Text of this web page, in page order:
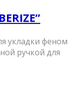
укладки феном
ручкой для